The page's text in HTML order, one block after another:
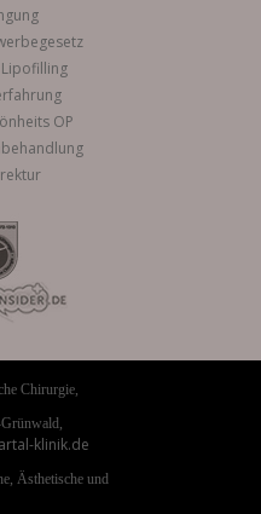
OP
Chirurgie,
klinik.de
Ästhetische und